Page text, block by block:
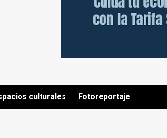
culturales Fotoreportaje